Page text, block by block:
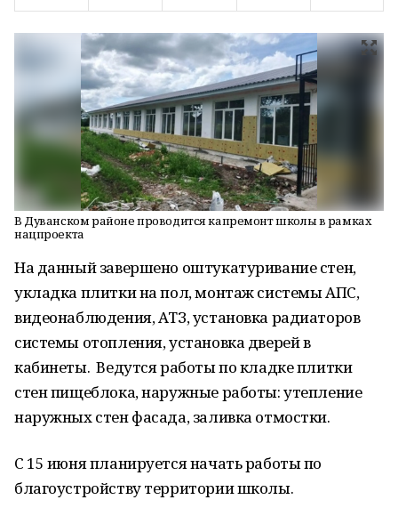
В Дуванском районе проводится капремонт школы в рамках
нацпроекта
На данный завершено оштукатуривание стен,
укладка плитки на пол, монтаж системы АПС,
видеонаблюдения, АТЗ, установка радиаторов
системы отопления, установка дверей в
кабинеты. Ведутся работы по кладке плитки
стен пищеблока, наружные работы: утепление
наружных стен фасада, заливка отмостки.
С 15 июня планируется начать работы по
благоустройству территории школы.